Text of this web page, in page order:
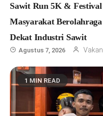
Sawit Run 5K &
Masyarakat
Dekat Industri Sawit
Agustus 7, 2026
1 MIN READ